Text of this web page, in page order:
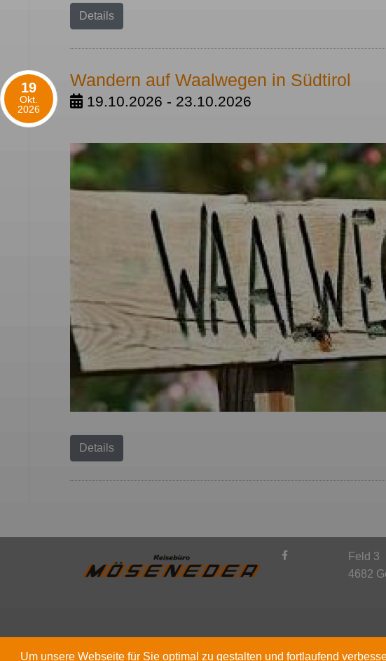
Um unsere Webseite für Sie optimal zu gestalten und fortlaufend
Details
19
Okt.
2026
Wandern auf Waalwegen in Südtirol
19.10.2026 - 23.10.2026
Details
Feld 3
4682